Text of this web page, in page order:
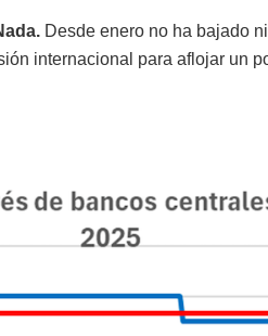
Desde enero no ha bajado
internacional para aflojar un